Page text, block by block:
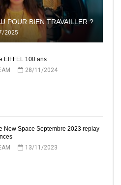
POUR BIEN TRAVAILLER ?
2025
EIFFEL 100 ans
28/11/2024
New Space Septembre 2023 replay
13/11/2023